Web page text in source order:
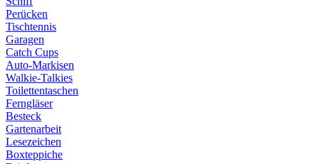
Perücken
Tischtennis
Garagen
Catch Cups
Auto-Markisen
Walkie-Talkies
Toilettentaschen
Ferngläser
Besteck
Gartenarbeit
Lesezeichen
Boxteppiche